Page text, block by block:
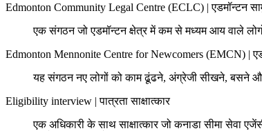
Edmonton Community Legal Centre (ECLC) | एडमॉन्टन
एक संगठन जो एडमॉन्टन क्षेत्र में कम से मध्यम आय वाले
Edmonton Mennonite Centre for Newcomers (EMCN) |
यह संगठन नए लोगों को काम ढूंढने, अंग्रेजी सीखने, बसने
Eligibility interview | पात्रता साक्षात्कार
एक अधिकारी के साथ साक्षात्कार जो कनाडा सीमा सेवा